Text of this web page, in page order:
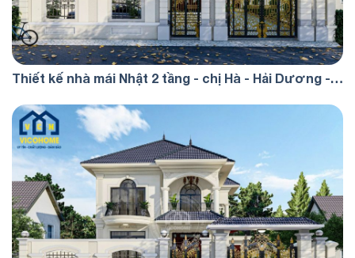
Thiết kế nhà mái Nhật 2 tầng - chị Hà - Hải Dương -